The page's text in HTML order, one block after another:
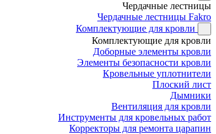
Чердачные лестницы
Чердачные лестницы Fakro
Комплектующие для кровли
Комплектующие для кровли
Доборные элементы кровли
Элементы безопасности кровли
Кровельные уплотнители
Плоский лист
Дымники
Вентиляция для кровли
Инструменты для кровельных работ
Корректоры для ремонта царапин